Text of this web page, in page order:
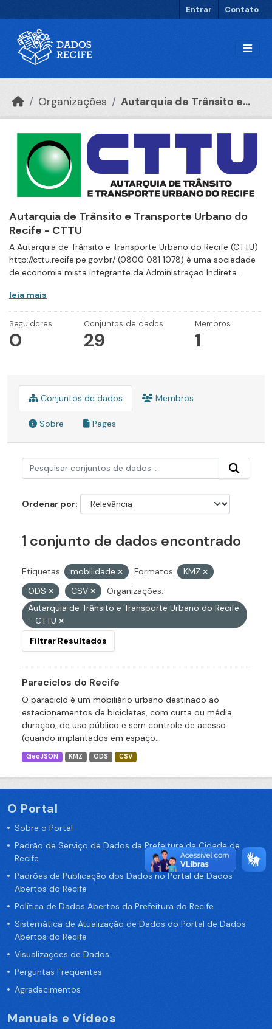
Entrar Contato
Organizações Autarquia de Trânsito e...
Autarquia de Trânsito e Transporte Urbano do
Recife - CTTU
A Autarquia de Trânsito e Transporte Urbano do Recife (CTTU)
http://cttu.recife.pe.gov.br/ (0800 081 1078) é uma sociedade
de economia mista integrante da Administração Indireta...
leia mais
Seguidores
0
Conjuntos de dados
29
Membros
1
Conjuntos de dados Membros
Sobre Pages
Ordenar por
1 conjunto de dados encontrado
Etiquetas: mobilidade Formatos:
KMZ
ODS
CSV
Organizações:
Autarquia de Trânsito e Transporte Urbano do Recife
- CTTU
Filtrar Resultados
Paraciclos do Recife
O paraciclo é um mobiliário urbano destinado ao
estacionamentos de bicicletas, com curta ou média
duração, de uso público e sem controle de acesso
(quando implantados em espaço...
GeoJSON KMZ ODS CSV
O Portal
Sobre o Portal
Padrão de Serviço de Dados da Prefeitura da Cidade de
Recife
Padrões de Publicação dos Dados no Portal de Dados
Abertos do Recife
Política de Dados Abertos da Prefeitura do Recife
Sistemática de Atualização de Dados do Portal de Dados
Abertos do Recife
Visualizações de Dados
Perguntas Frequentes
Agradecimentos
Manuais e Vídeos